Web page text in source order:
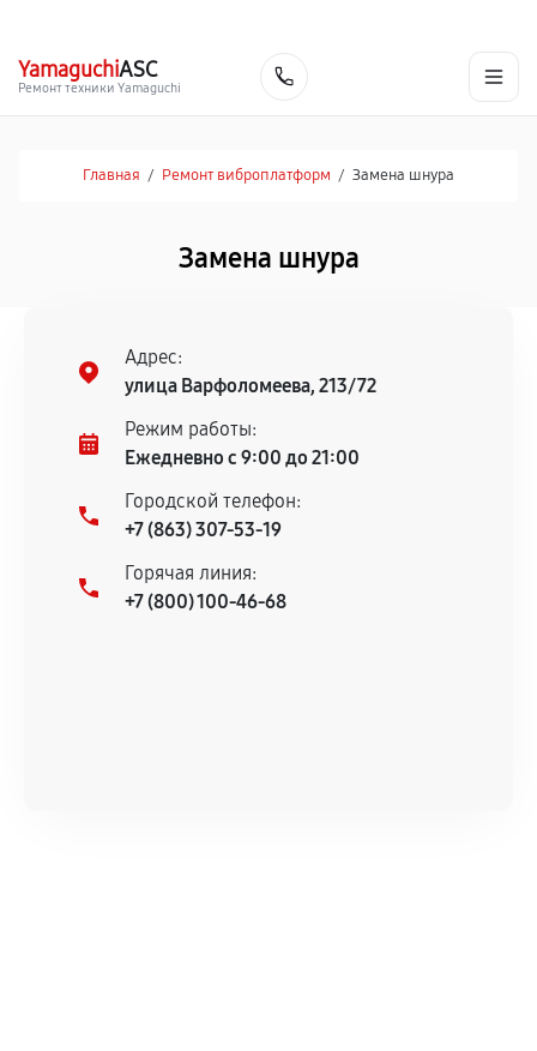
YamaguchiASC
Ремонт техники Yamaguchi
Главная / Ремонт виброплатформ / Замена шнура
Замена шнура
Адрес:
улица Варфоломеева, 213/72
Режим работы:
Ежедневно с 9:00 до 21:00
Городской телефон:
+7 (863) 307-53-19
Горячая линия:
+7 (800) 100-46-68